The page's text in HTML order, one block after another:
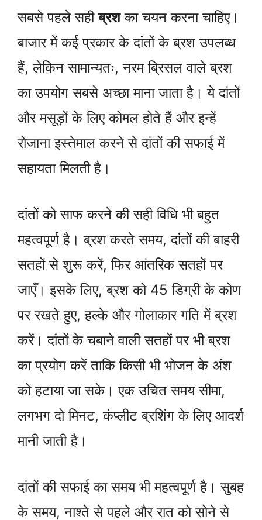
सबसे पहले सहीब्रशका चयन करना चाहिए।
बाजार में कई प्रकार के दांतों के ब्रश उपलब्ध
हैं, लेकिन सामान्यतः, नरम ब्रिसल वाले ब्रश
का उपयोग सबसे अच्छा माना जाता है। ये दांतों
और मसूड़ों के लिए कोमल होते हैं और इन्हें
रोजाना इस्तेमाल करने से दांतों की सफाई में
सहायता मिलती है।
दांतों को साफ करने की सही विधि भी बहुत
महत्वपूर्ण है। ब्रश करते समय, दांतों की बाहरी
सतहों से शुरू करें, फिर आंतरिक सतहों पर
जाएँ। इसके लिए, ब्रश को 45 डिग्री के कोण
पर रखते हुए, हल्के और गोलाकार गति में ब्रश
करें। दांतों के चबाने वाली सतहों पर भी ब्रश
का प्रयोग करें ताकि किसी भी भोजन के अंश
को हटाया जा सके। एक उचित समय सीमा,
लगभग दो मिनट, कंप्लीट ब्रशिंग के लिए आदर्श
मानी जाती है।
दांतों की सफाई का समय भी महत्वपूर्ण है। सुबह
के समय, नाश्ते से पहले और रात को सोने से